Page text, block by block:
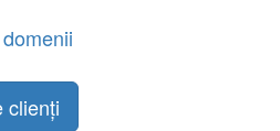
clienți